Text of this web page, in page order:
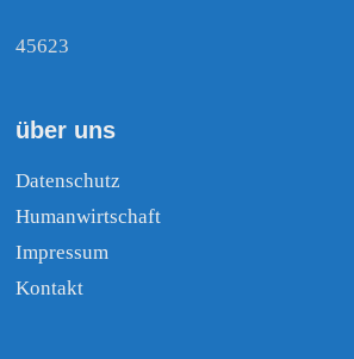
45623
über uns
Datenschutz
Humanwirtschaft
Impressum
Kontakt